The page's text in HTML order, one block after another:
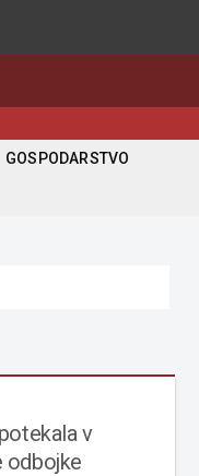
GOSPODARSTVO
v
odbojke